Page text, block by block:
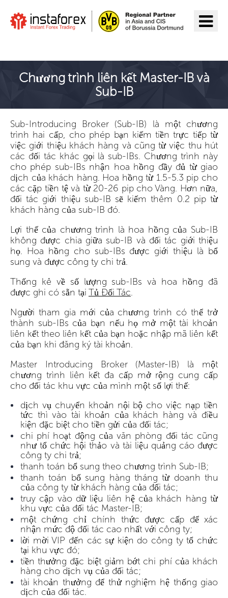
Chương trình liên kết Master-IB và
Sub-IB
Sub-Introducing Broker (Sub-IB) là một chương
trình hai cấp, cho phép bạn kiếm tiền trực tiếp từ
việc giới thiệu khách hàng và cũng từ việc thu hút
các đối tác khác gọi là sub-IBs. Chương trình này
cho phép sub-IBs nhận hoa hồng đầy đủ từ giao
dịch của khách hàng. Hoa hồng từ 1.5-5.3 pip cho
các cặp tiền tệ và từ 20-26 pip cho Vàng. Hơn nữa,
đối tác giới thiệu sub-IB sẽ kiếm thêm 0.2 pip từ
khách hàng của sub-IB đó.
Lợi thế của chương trình là hoa hồng của Sub-IB
không được chia giữa sub-IB và đối tác giới thiệu
họ. Hoa hồng cho sub-IBs được giới thiệu là bổ
sung và được công ty chi trả.
Thống kê về số lượng sub-IBs và hoa hồng đã
được ghi có sẵn tại Tủ Đối Tác.
Người tham gia mới của chương trình có thể trở
thành sub-IBs của bạn nếu họ mở một tài khoản
liên kết theo liên kết của bạn hoặc nhập mã liên kết
của bạn khi đăng ký tài khoản.
Master Introducing Broker (Master-IB) là một
chương trình liên kết đa cấp mở rộng cung cấp
cho đối tác khu vực của mình một số lợi thế:
dịch vụ chuyển khoản nội bộ cho việc nạp tiền
tức thì vào tài khoản của khách hàng và điều
kiện đặc biệt cho tiền gửi của đối tác;
chi phí hoạt động của văn phòng đối tác cũng
như tổ chức hội thảo và tài liệu quảng cáo được
công ty chi trả;
thanh toán bổ sung theo chương trình Sub-IB;
thanh toán bổ sung hàng tháng từ doanh thu
của công ty từ khách hàng của đối tác;
truy cập vào dữ liệu liên hệ của khách hàng từ
khu vực của đối tác Master-IB;
một chứng chỉ chính thức được cấp để xác
nhận mức độ đối tác cao nhất với công ty;
lời mời VIP đến các sự kiện do công ty tổ chức
tại khu vực đó;
tiền thưởng đặc biệt giảm bớt chi phí của khách
hàng cho dịch vụ của đối tác;
tài khoản thưởng để thử nghiệm hệ thống giao
dịch của đối tác.